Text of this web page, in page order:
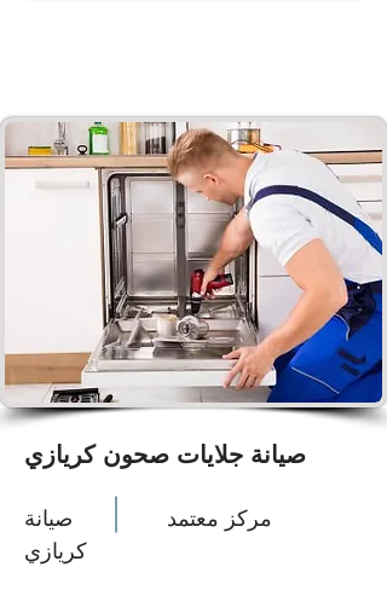
صيانة جلايات صحون كريازي
صيانة
كريازي
مركز معتمد